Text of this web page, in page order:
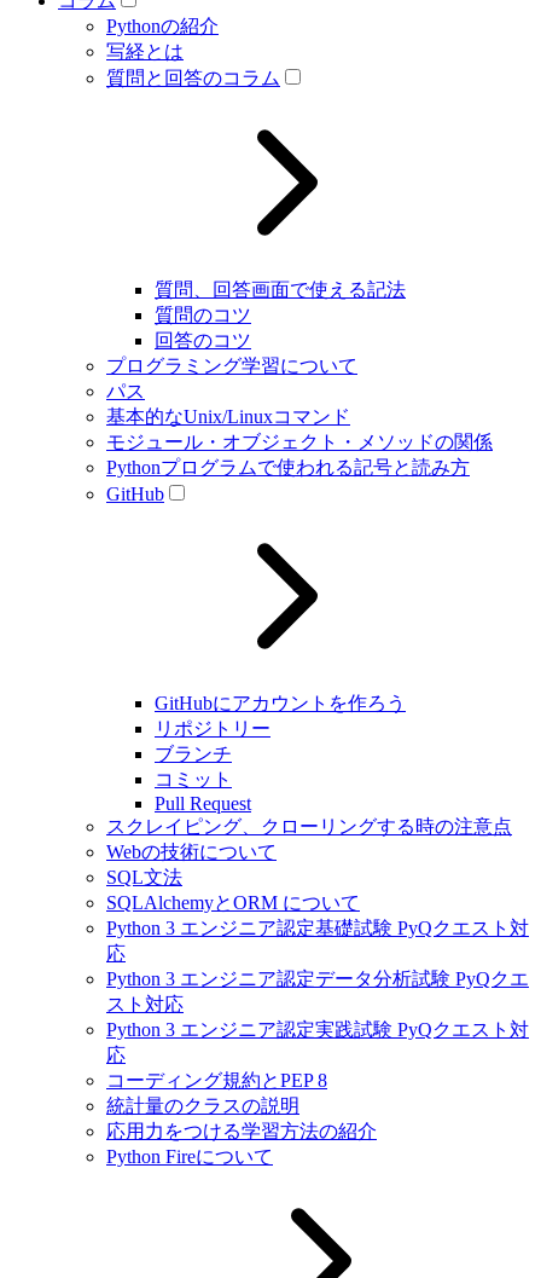
Pythonの紹介
写経とは
質問と回答のコラム
質問、回答画面で使える記法
質問のコツ
回答のコツ
プログラミング学習について
パス
基本的なUnix/Linuxコマンド
モジュール・オブジェクト・メソッドの関係
Pythonプログラムで使われる記号と読み方
GitHub
GitHubにアカウントを作ろう
リポジトリー
ブランチ
コミット
Pull Request
スクレイピング、クローリングする時の注意点
Webの技術について
SQL文法
SQLAlchemyとORM について
Python 3 エンジニア認定基礎試験 PyQクエスト対
応
Python 3 エンジニア認定データ分析試験 PyQクエ
スト対応
Python 3 エンジニア認定実践試験 PyQクエスト対
応
コーディング規約とPEP 8
統計量のクラスの説明
応用力をつける学習方法の紹介
Python Fireについて